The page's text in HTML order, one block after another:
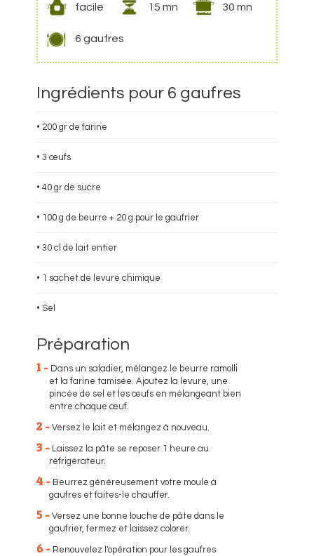
facile 15 mn 30 mn
6 gaufres
Ingrédients pour 6 gaufres
• 200 gr de farine
• 3 œufs
• 40 gr de sucre
• 100 g de beurre + 20 g pour le gaufrier
• 30 cl de lait entier
• 1 sachet de levure chimique
• Sel
Préparation
1 - Dans un saladier, mélangez le beurre ramolli
et la farine tamisée. Ajoutez la levure, une
pincée de sel et les œufs en mélangeant bien
entre chaque œuf.
2 - Versez le lait et mélangez à nouveau.
3 - Laissez la pâte se reposer 1 heure au
réfrigérateur.
4 - Beurrez généreusement votre moule à
gaufres et faites-le chauffer.
5 - Versez une bonne louche de pâte dans le
gaufrier, fermez et laissez colorer.
6 - Renouvelez l'opération pour les gaufres